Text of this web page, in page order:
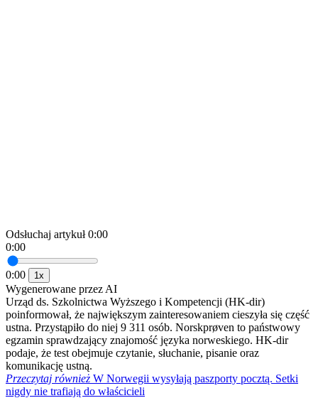
Odsłuchaj artykuł 0:00
0:00
0:00 1x
Wygenerowane przez AI
Urząd ds. Szkolnictwa Wyższego i Kompetencji (HK-dir)
poinformował, że największym zainteresowaniem cieszyła się część
ustna. Przystąpiło do niej 9 311 osób. Norskprøven to państwowy
egzamin sprawdzający znajomość języka norweskiego. HK-dir
podaje, że test obejmuje czytanie, słuchanie, pisanie oraz
komunikację ustną.
Przeczytaj również W Norwegii wysyłają paszporty pocztą. Setki
nigdy nie trafiają do właścicieli